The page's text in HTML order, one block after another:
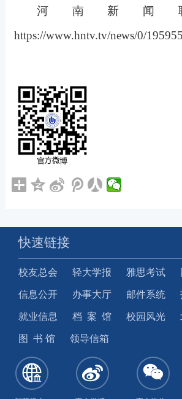
河南新闻
https://www.hntv.tv/news/0/
快速链接
校友总会 轻大学报 雅思考试
信息公开 办事大厅 邮件系统
就业信息 档 案 馆 校园风光
图 书 馆 领导信箱